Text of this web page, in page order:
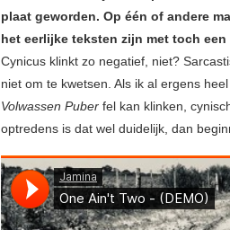
plaat geworden. Op één of andere
het eerlijke teksten zijn met toch
Cynicus klinkt zo negatief, niet?
niet om te kwetsen. Als ik al ergens
Volwassen Puber fel kan klinken,
optredens is dat wel duidelijk, dan